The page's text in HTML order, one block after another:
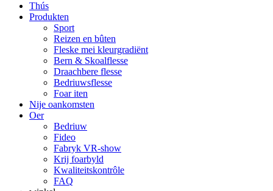
Thús
Produkten
Sport
Reizen en bûten
Fleske mei kleurgradiënt
Bern & Skoalflesse
Draachbere flesse
Bedriuwsflesse
Foar iten
Nije oankomsten
Oer
Bedriuw
Fideo
Fabryk VR-show
Krij foarbyld
Kwaliteitskontrôle
FAQ